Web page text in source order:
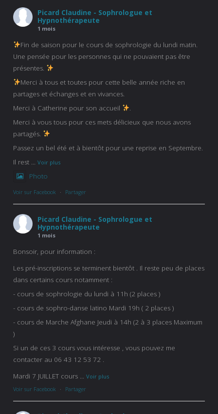
Picard Claudine - Sophrologue et
Hypnothérapeute
1 mois
Fin de saison pour le cours de sophrologie du lundi matin.
Une pensée pour les personnes qui ne pouvaient pas être
présentes.
Merci à tous et toutes pour cette belle année riche en
partages et échanges et en vivances.
Merci à Catherine pour son accueil
Merci à vous tous pour ces mets délicieux que nous avons
partagés.
Passez un bel été et à bientôt pour une reprise en Septembre.
Il rest
Voir plus
Photo
Voir sur Facebook · Partager
Picard Claudine - Sophrologue et
Hypnothérapeute
1 mois
Bonsoir, pour information :
Les pré-inscriptions se terminent bientôt . Il reste peu de places
dans certains cours notamment :
- cours de sophrologie du lundi à 11h (2 places )
- cours de sophro-danse latino Mardi 19h ( 2 places )
- cours de Marche Afghane Jeudi à 14h (2 à 3 places Maximum
)
Si un de ces 3 cours vous intéresse , vous pouvez me
contacter au 06 43 12 53 72 .
Mardi 7 JUILLET cours
Voir plus
Voir sur Facebook
· Partager